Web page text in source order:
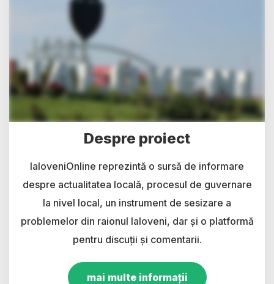
Despre proiect
IaloveniOnline reprezintă o sursă de informare
despre actualitatea locală, procesul de guvernare
la nivel local, un instrument de sesizare a
problemelor din raionul Ialoveni, dar și o platformă
pentru discuții și comentarii.
mai multe informații